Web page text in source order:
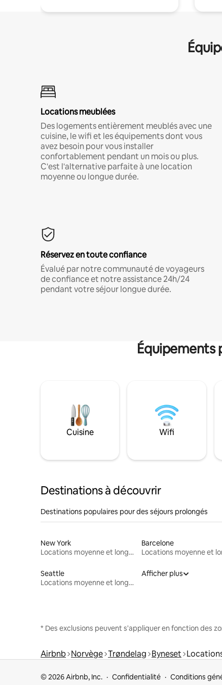
Locations meublées
Des logements entièrement meublés avec une
cuisine, le wifi et les équipements dont vous
avez besoin pour vous installer
confortablement pendant un mois ou plus.
C'est l'alternative parfaite à une location
moyenne ou longue durée.
Réservez en toute confiance
Évalué par notre communauté de voyageurs
de confiance et notre assistance 24h/24
pendant votre séjour longue durée.
Équipements
Cuisine Wifi
Destinations à découvrir
Destinations populaires pour des séjours prolongés
New York
Locations moyenne et longue durée
Barcelone
Seattle
Locations moyenne et longue durée
Afficher plus
* Des exclusions peuvent s'appliquer en fonction des
Airbnb Norvège Trøndelag Byneset
© 2026 Airbnb, Inc. Confidentialité Conditions